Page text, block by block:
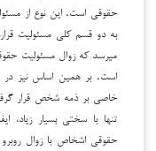
حقوقی است. این نوع از
به دو قسم کلی مسئولیت
می­رسد که زوال مسئولیت
است. بر همین اساس نیز در
خاصی بر ذمه شخص قرار
تنها با سختی بسیار زیاد،
حقوقی اشخاص با زوال